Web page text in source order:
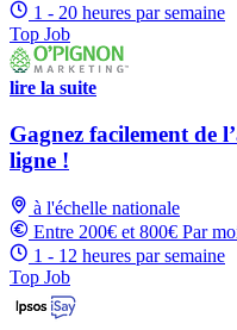
1 - 20 heures par semaine
Top Job
lire la suite
Gagnez facilement de
ligne !
à l'échelle nationale
Entre 200€ et 800€ Par
1 - 12 heures par semaine
Top Job